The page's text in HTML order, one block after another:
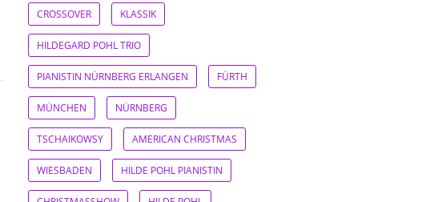
CROSSOVER KLASSIK
HILDEGARD POHL TRIO
PIANISTIN NÜRNBERG ERLANGEN FÜRTH
MÜNCHEN NÜRNBERG
TSCHAIKOWSY AMERICAN CHRISTMAS
WIESBADEN HILDE POHL PIANISTIN